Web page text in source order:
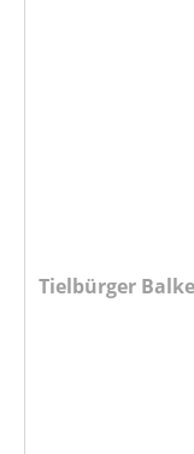
Tielbürger